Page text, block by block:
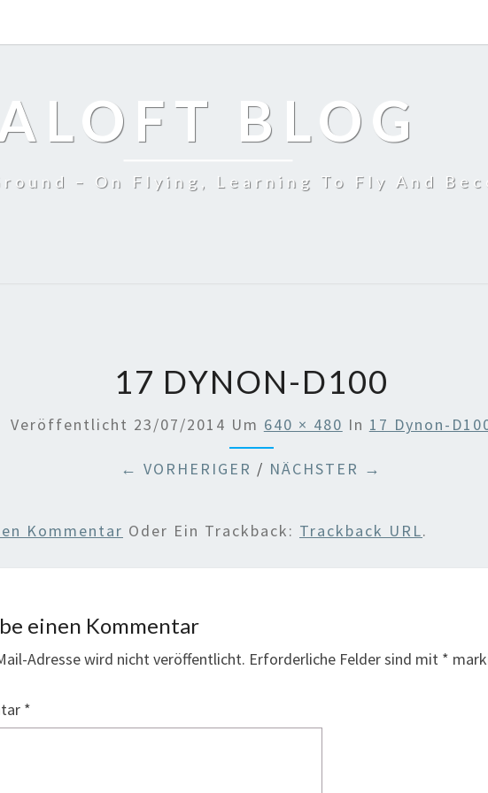
ALOFT BLOG
– On Flying, Learning To Fly And
17 DYNON-D100
Veröffentlicht 23/07/2014 Um 640 × 480 In 17 Dynon-
← VORHERIGER / NÄCHSTER →
Kommentar Oder Ein Trackback: Trackback URL.
einen Kommentar
Adresse wird nicht veröffentlicht. Erforderliche Felder sind mit *
*